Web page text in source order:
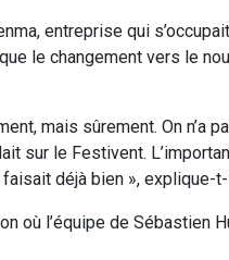
entreprise qui
le changement vers le
mais sûrement. On n’a
sur le Festivent.
déjà bien », explique-
où l’équipe de Sébastien